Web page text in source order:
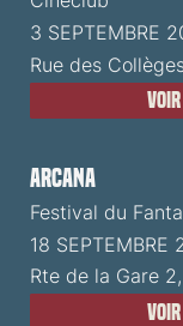
3 SEPTEMBRE
Rue des
Voir
ARCANA
Festival du
18 SEPTEMBRE
Rte de la Gare
Voir